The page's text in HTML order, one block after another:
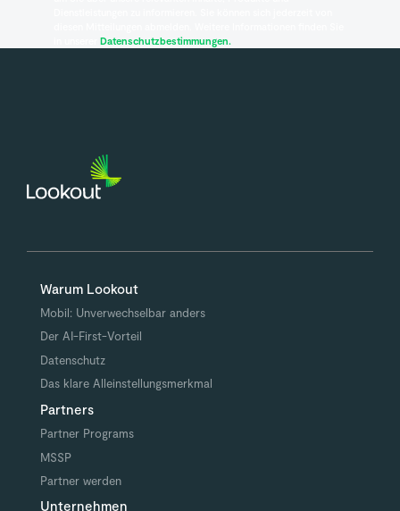
Datenschutzbestimmungen.
Warum Lookout
Mobil: Unverwechselbar anders
Der AI-First-Vorteil
Datenschutz
Das klare Alleinstellungsmerkmal
Partners
Partner Programs
MSSP
Partner werden
Unternehmen